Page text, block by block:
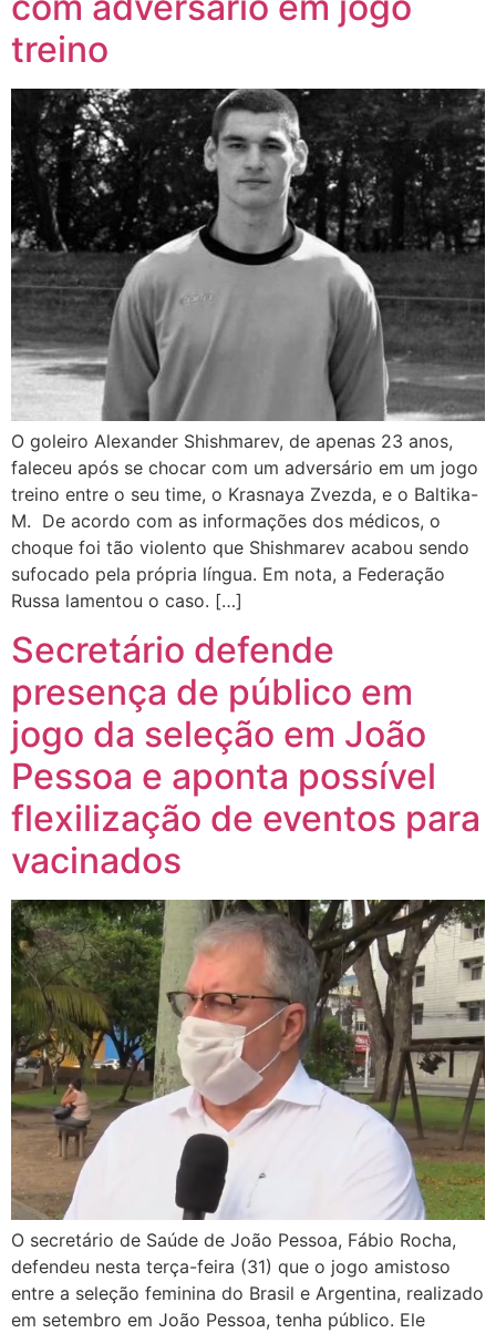
treino
O goleiro Alexander Shishmarev, de apenas 23 anos,
faleceu após se chocar com um adversário em um jogo
treino entre o seu time, o Krasnaya Zvezda, e o Baltika-
M. De acordo com as informações dos médicos, o
choque foi tão violento que Shishmarev acabou sendo
sufocado pela própria língua. Em nota, a Federação
Russa lamentou o caso. […]
Secretário defende
presença de público em
jogo da seleção em João
Pessoa e aponta possível
flexilização de eventos para
vacinados
O secretário de Saúde de João Pessoa, Fábio Rocha,
defendeu nesta terça-feira (31) que o jogo amistoso
entre a seleção feminina do Brasil e Argentina, realizado
em setembro em João Pessoa, tenha público. Ele